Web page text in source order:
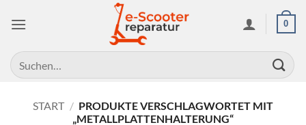
Inhalt
0
Suchen
nach:
START / PRODUKTE VERSCHLAGWORTET MIT
„METALLPLATTENHALTERUNG“